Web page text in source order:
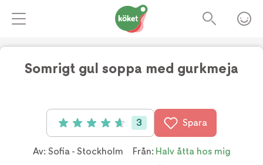
Somrigt gul soppa med gurkmeja
Betyg: 4.7 av 5 (3 röster)
3 Spara
Av: Sofia - Stockholm Från: Halv åtta hos mig